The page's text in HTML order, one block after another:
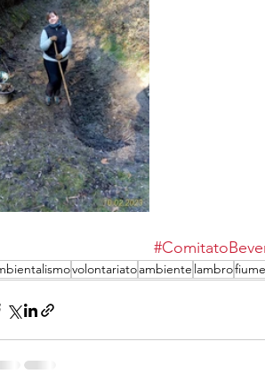
volontariatoambiente lambrofiume